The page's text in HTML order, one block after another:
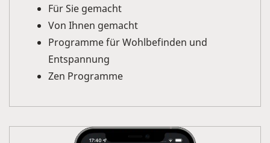
Für Sie gemacht
Von Ihnen gemacht
Programme für Wohlbefinden und
Entspannung
Zen Programme